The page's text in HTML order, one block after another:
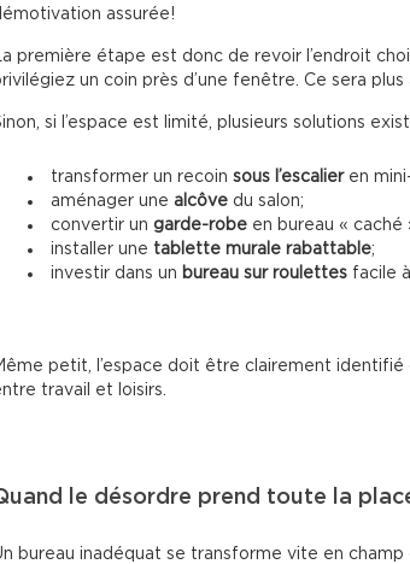
assurée!
La première étape est donc de revoir l’endroit
un coin près d’une fenêtre. Ce sera
si l’espace est limité, plusieurs solutions
transformer un recoin sous l’escalieren
aménager une alcôve du salon;
convertir un garde-robe en bureau « caché
installer une tablette murale rabattable;
investir dans un bureau sur roulettes facile
petit, l’espace doit être clairement
travail et loisirs.
le désordre prend toute la
bureau inadéquat se transforme vite en